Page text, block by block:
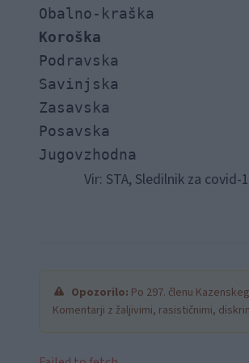
Koroška
Podravska
Savinjska
Zasavska
Posavska
Jugovzhodna
Vir: STA, Sledilnik za covid-
Opozorilo: Po 297. členu
Komentarji z žaljivimi, rasističnimi,